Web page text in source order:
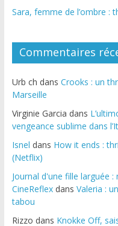
Sara, femme de l’ombre :
Commentaires
Urb ch dans Crooks : un
Marseille
Virginie Garcia dans
vengeance sublime dans
Isnel dans How it ends :
(Netflix)
Journal d'une fille larguée
CineReflexdans Valeria :
tabou
Rizzo dans Knokke Off,